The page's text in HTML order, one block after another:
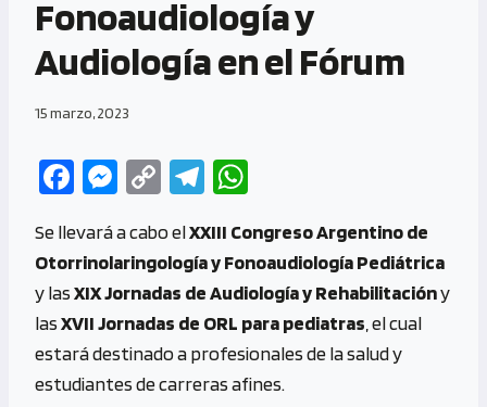
Fonoaudiología y
Audiología en el Fórum
15 marzo, 2023
Fa
b
o
o
k
M
se
n
g
er
C
py
Li
n
k
Te
gr
a
m
at
s
A
p
p
Se llevará a cabo elXXIII Congreso Argentino de
Otorrinolaringología y Fonoaudiología Pediátrica
y lasXIX Jornadas de Audiología y Rehabilitacióny
lasXVII Jornadas de ORL para pediatras , el cual
estará destinado a profesionales de la salud y
estudiantes de carreras afines.